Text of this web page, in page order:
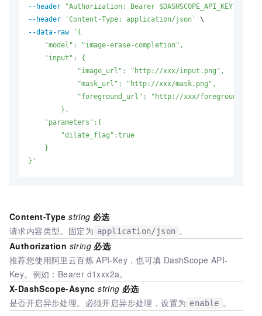
--header
"Authorization: Bearer $DASHSCOPE_API_KEY"
--header
'Content-Type: application/json'
--data-raw
'{
    "model": "image-erase-completion",
    "input": {
            "image_url": "http://xxx/input.png",
            "mask_url": "http://xxx/mask.png",
            "foreground_url": "http://xxx/foreground.png"
        },
    "parameters":{
        "dilate_flag":true
    }
}'
Content-Typestring 必选
请求内容类型。固定为 application/json 。
Authorization string 必选
推荐您使用阿里云百炼 API-Key，也可填 DashScope API-
Key。例如：Bearer d1xxx2a。
X-DashScope-Asyncstring 必选
是否开启异步处理。必须开启异步处理，设置为 enable 。